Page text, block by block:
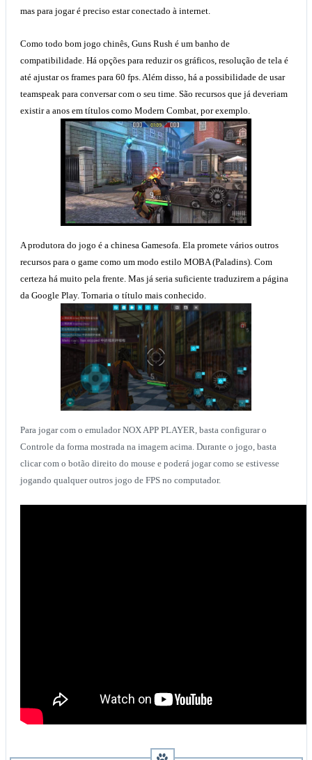
mas para jogar é preciso estar conectado à internet.
Como todo bom jogo chinês, Guns Rush é um banho de
compatibilidade. Há opções para reduzir os gráficos, resolução de tela é
até ajustar os frames para 60 fps. Além disso, há a possibilidade de usar
teamspeak para conversar com o seu time. São recursos que já deveriam
existir a anos em títulos como Modern Combat, por exemplo.
A produtora do jogo é a chinesa Gamesofa. Ela promete vários outros
recursos para o game como um modo estilo MOBA (Paladins). Com
certeza há muito pela frente. Mas já seria suficiente traduzirem a página
da Google Play. Tornaria o título mais conhecido.
Para jogar com o emulador NOX APP PLAYER, basta configurar o
Controle da forma mostrada na imagem acima. Durante o jogo, basta
clicar com o botão direito do mouse e poderá jogar como se estivesse
jogando qualquer outros jogo de FPS no computador.